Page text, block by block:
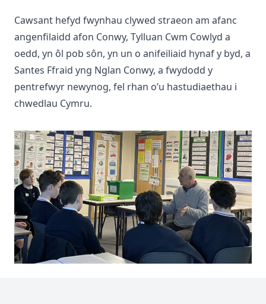
Cawsant hefyd fwynhau clywed straeon am afanc
angenfilaidd afon Conwy, Tylluan Cwm Cowlyd a
oedd, yn ôl pob sôn, yn un o anifeiliaid hynaf y byd, a
Santes Ffraid yng Nglan Conwy, a fwydodd y
pentrefwyr newynog, fel rhan o’u hastudiaethau i
chwedlau Cymru.